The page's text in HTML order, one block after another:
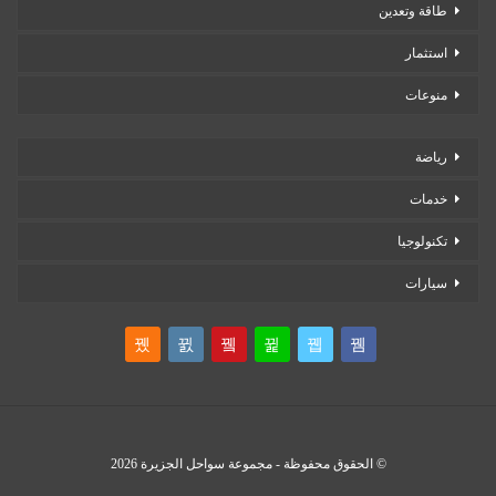
طاقة وتعدين
استثمار
منوعات
رياضة
خدمات
تكنولوجيا
سيارات
© الحقوق محفوظة - مجموعة سواحل الجزيرة 2026